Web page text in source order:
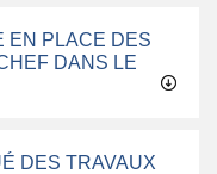
EN PLACE DES
DANS LE
DES TRAVAUX